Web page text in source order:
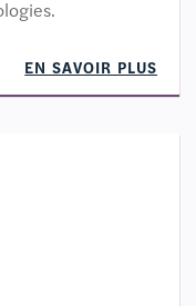
EN SAVOIR PLUS